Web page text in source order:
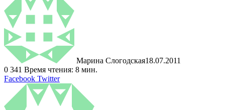
Марина Слогодская18.07.2011
0 341 Время чтения: 8 мин.
Facebook TwitterLinkedIn
Tumblr
Pinterest
Reddit
ВКонтакте
Поделиться
через
электронную
почту
Печатать